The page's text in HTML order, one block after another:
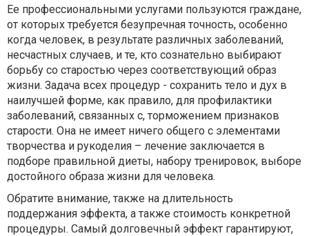
Ее профессиональными услугами пользуются граждане,
от которых требуется безупречная точность, особенно
когда человек, в результате различных заболеваний,
несчастных случаев, и те, кто сознательно выбирают
борьбу со старостью через соответствующий образ
жизни. Задача всех процедур - сохранить тело и дух в
наилучшей форме, как правило, для профилактики
заболеваний, связанных с, торможением признаков
старости. Она не имеет ничего общего с элементами
творчества и рукоделия – лечение заключается в
подборе правильной диеты, набору тренировок, выборе
достойного образа жизни для человека.
Обратите внимание, также на длительность
поддержания эффекта, а также стоимость конкретной
процедуры. Самый долговечный эффект гарантируют,